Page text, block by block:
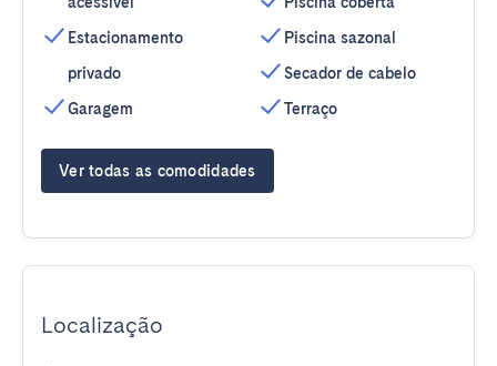
Estacionamento
privado
Garagem
Piscina sazonal
Secador de cabelo
Terraço
Ver todas as comodidades
Localização